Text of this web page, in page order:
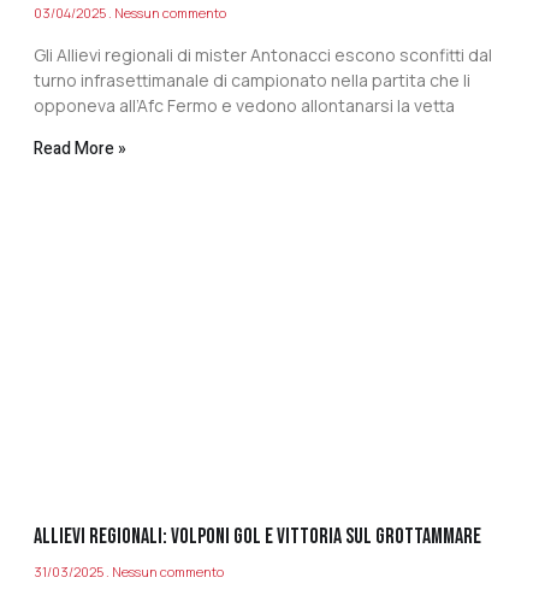
03/04/2025 Nessun commento
Gli Allievi regionali di mister Antonacci escono sconfitti dal
turno infrasettimanale di campionato nella partita che li
opponeva all’Afc Fermo e vedono allontanarsi la vetta
Read More »
ALLIEVI REGIONALI: VOLPONI GOL E VITTORIA SUL GROTTAMMARE
31/03/2025 Nessun commento